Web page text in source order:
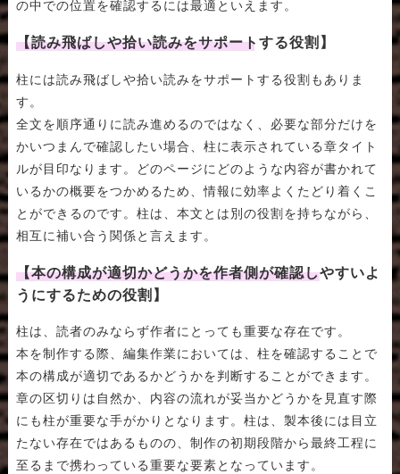
の中での位置を確認するには最適といえます。
【読み飛ばしや拾い読みをサポートする役割】
柱には読み飛ばしや拾い読みをサポートする役割もありま
す。
全文を順序通りに読み進めるのではなく、必要な部分だけを
かいつまんで確認したい場合、柱に表示されている章タイト
ルが目印なります。どのページにどのような内容が書かれて
いるかの概要をつかめるため、情報に効率よくたどり着くこ
とができるのです。柱は、本文とは別の役割を持ちながら、
相互に補い合う関係と言えます。
【本の構成が適切かどうかを作者側が確認しやすいよ
うにするための役割】
柱は、読者のみならず作者にとっても重要な存在です。
本を制作する際、編集作業においては、柱を確認することで
本の構成が適切であるかどうかを判断することができます。
章の区切りは自然か、内容の流れが妥当かどうかを見直す際
にも柱が重要な手がかりとなります。柱は、製本後には目立
たない存在ではあるものの、制作の初期段階から最終工程に
至るまで携わっている重要な要素となっています。